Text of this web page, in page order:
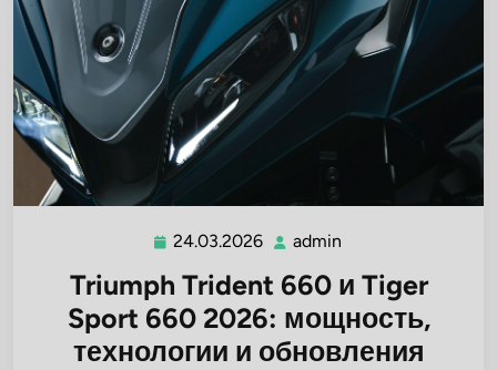
24.03.2026 24.03.2026
admin
Triumph Trident 660 и Tiger
Sport 660 2026: мощность,
технологии и обновления